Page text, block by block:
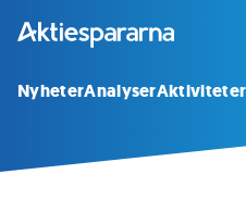
NyheterAnalyserAktiviteter